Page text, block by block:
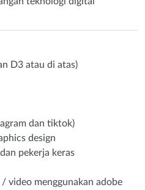
D3 atau di atas)
dan tiktok)
design
pekerja keras
video menggunakan adobe